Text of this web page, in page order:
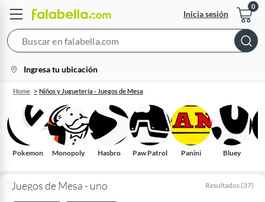
Inicia sesión
Bar
location-
icon
Ingresa tu ubicación
Home Niños y Juguetería - Juegos de Mesa
Pokemon Monopoly Hasbro Paw Patrol Panini Bluey
Juegos de Mesa - uno Resultados (37)